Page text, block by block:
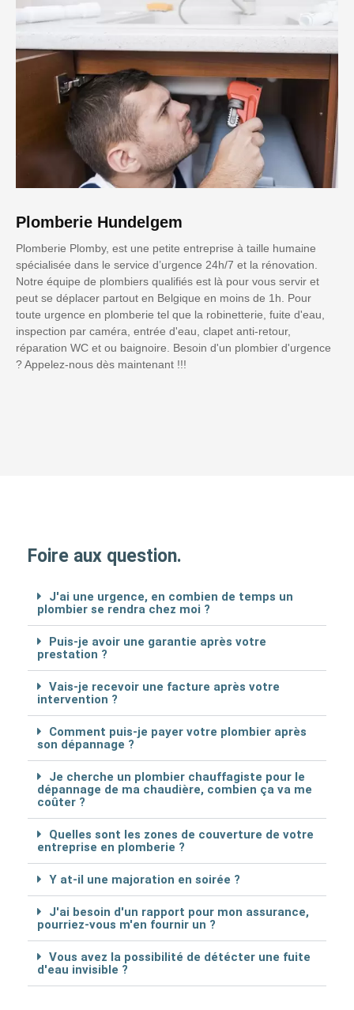
Plomberie Hundelgem
Plomberie Plomby, est une petite entreprise à taille humaine
spécialisée dans le service d’urgence 24h/7 et la rénovation.
Notre équipe de plombiers qualifiés est là pour vous servir et
peut se déplacer partout en Belgique en moins de 1h. Pour
toute urgence en plomberie tel que la robinetterie, fuite d'eau,
inspection par caméra, entrée d'eau, clapet anti-retour,
réparation WC et ou baignoire. Besoin d'un plombier d'urgence
? Appelez-nous dès maintenant !!!
Foire aux question.
J'ai une urgence, en combien de temps un
plombier se rendra chez moi ?
Puis-je avoir une garantie après votre
prestation ?
Vais-je recevoir une facture après votre
intervention ?
Comment puis-je payer votre plombier après
son dépannage ?
Je cherche un plombier chauffagiste pour le
dépannage de ma chaudière, combien ça va me
coûter ?
Quelles sont les zones de couverture de votre
entreprise en plomberie ?
Y at-il une majoration en soirée ?
J'ai besoin d'un rapport pour mon assurance,
pourriez-vous m'en fournir un ?
Vous avez la possibilité de détécter une fuite
d'eau invisible ?